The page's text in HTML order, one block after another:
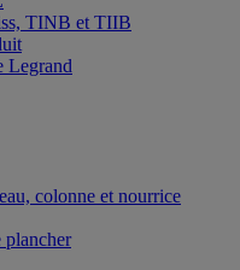
TINB et TIIB
Legrand
colonne et nourrice
plancher